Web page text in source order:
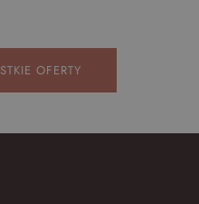
OFERTY